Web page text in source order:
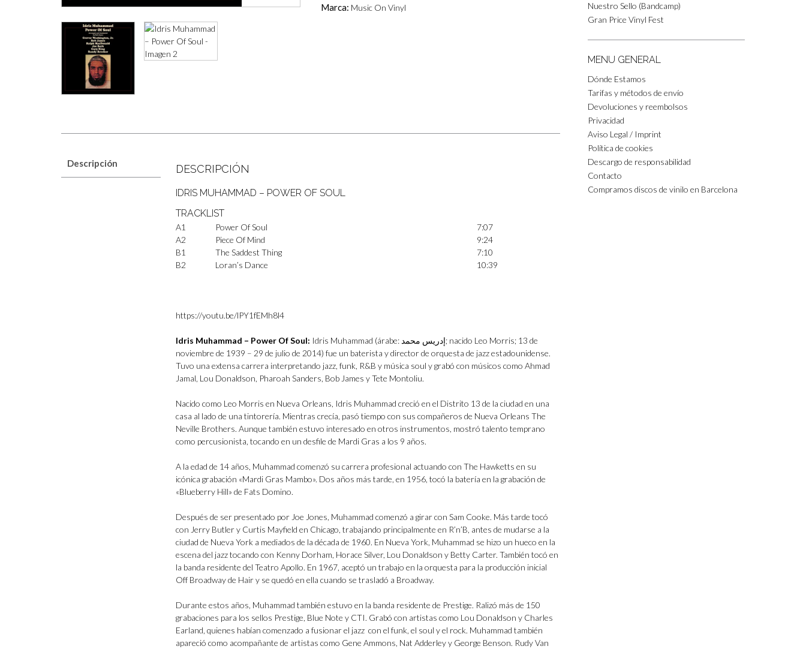
Marca: Music On Vinyl
Descripción DESCRIPCIÓN
IDRIS MUHAMMAD – POWER OF SOUL
TRACKLIST
A1 Power Of Soul
7:07
A2
Piece Of Mind
9:24
B1
The Saddest Thing
7:10
B2
Loran’s Dance 10:39
https://youtu.be/lPY1fEMh8l4
Idris Muhammad – Power Of Soul: Idris Muhammad (árabe: إدريس محمد; nacido Leo Morris; 13 de
noviembre de 1939 – 29 de julio de 2014) fue un baterista y director de orquesta de jazz estadounidense.
Tuvo una extensa carrera interpretando jazz, funk, R&B y música soul y grabó con músicos como Ahmad
Jamal, Lou Donaldson, Pharoah Sanders, Bob James y Tete Montoliu.
Nacido como Leo Morris en Nueva Orleans, Idris Muhammad creció en el Distrito 13 de la ciudad en una
casa al lado de una tintorería. Mientras crecía, pasó tiempo con sus compañeros de Nueva Orleans The
Neville Brothers. Aunque también estuvo interesado en otros instrumentos, mostró talento temprano
como percusionista, tocando en un desfile de Mardi Gras a los 9 años.
A la edad de 14 años, Muhammad comenzó su carrera profesional actuando con The Hawketts en su
icónica grabación «Mardi Gras Mambo». Dos años más tarde, en 1956, tocó la batería en la grabación de
«Blueberry Hill» de Fats Domino.
Después de ser presentado por Joe Jones, Muhammad comenzó a girar con Sam Cooke. Más tarde tocó
con Jerry Butler y Curtis Mayfield en Chicago, trabajando principalmente en R’n’B, antes de mudarse a la
ciudad de Nueva York a mediados de la década de 1960. En Nueva York, Muhammad se hizo un hueco en la
escena del jazz tocando con Kenny Dorham, Horace Silver, Lou Donaldson y Betty Carter. También tocó en
la banda residente del Teatro Apollo. En 1967, aceptó un trabajo en la orquesta para la producción inicial
Off Broadway de Hair y se quedó en ella cuando se trasladó a Broadway.
Durante estos años, Muhammad también estuvo en la banda residente de Prestige. Ralizó más de 150
grabaciones para los sellos Prestige, Blue Note y CTI. Grabó con artistas como Lou Donaldson y Charles
Earland, quienes habían comenzado a fusionar el jazz con el funk, el soul y el rock. Muhammad también
apareció como acompañante de artistas como Gene Ammons, Nat Adderley y George Benson. Rudy Van
Nuestro Sello (Bandcamp)
Gran Price Vinyl Fest
MENU GENERAL
Dónde Estamos
Tarifas y métodos de envío
Devoluciones y reembolsos
Privacidad
Aviso Legal / Imprint
Política de cookies
Descargo de responsabilidad
Contacto
Compramos discos de vinilo en Barcelona